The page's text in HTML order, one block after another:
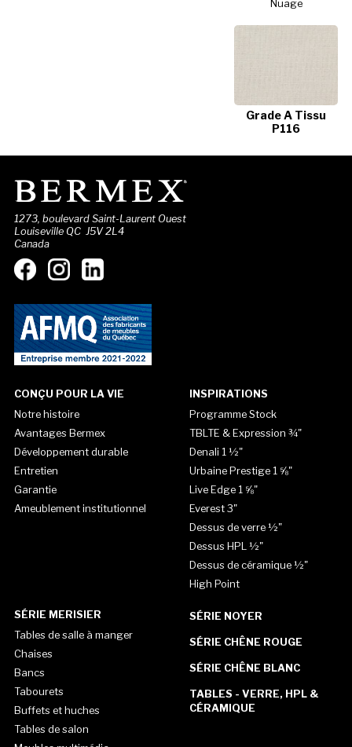
Nuage
Grade A Tissu
P116
1273, boulevard Saint-Laurent Ouest
Louiseville QC J5V 2L4
Canada
CONÇU POUR LA VIE
Notre histoire
Avantages Bermex
Développement durable
Entretien
Garantie
Ameublement institutionnel
INSPIRATIONS
Programme Stock
TBLTE & Expression ¾"
Denali 1 ½"
Urbaine Prestige 1 ⅝"
Live Edge 1 ⅝"
Everest 3"
Dessus de verre ½"
Dessus HPL ½"
Dessus de céramique ½"
High Point
SÉRIE MERISIER
Tables de salle à manger
Chaises
Bancs
Tabourets
Buffets et huches
Tables de salon
SÉRIE NOYER
SÉRIE CHÊNE ROUGE
SÉRIE CHÊNE BLANC
TABLES - VERRE, HPL &
CÉRAMIQUE